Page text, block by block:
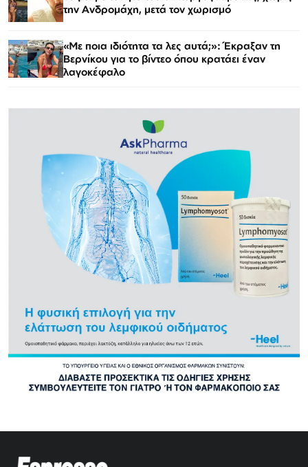
την Ανδρομάχη, μετά τον χωρισμό
«Με ποια ιδιότητα τα λες αυτά;»: Έκραξαν τη
Βερνίκου για το βίντεο όπου κρατάει έναν
λαγοκέφαλο